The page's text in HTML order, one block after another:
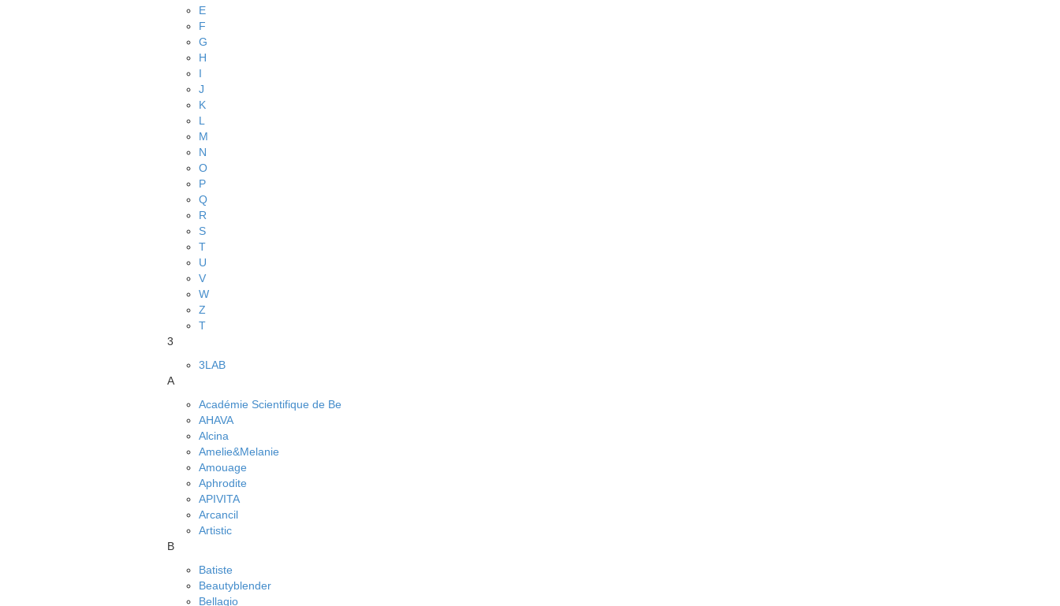
E
F
G
H
I
J
K
L
M
N
O
P
Q
R
S
T
U
V
W
Z
Т
3
3LAB
A
Académie Scientifique de Be
AHAVA
Alcina
Amelie&Melanie
Amouage
Aphrodite
APIVITA
Arcancil
Artistic
B
Batiste
Beautyblender
Bellagio